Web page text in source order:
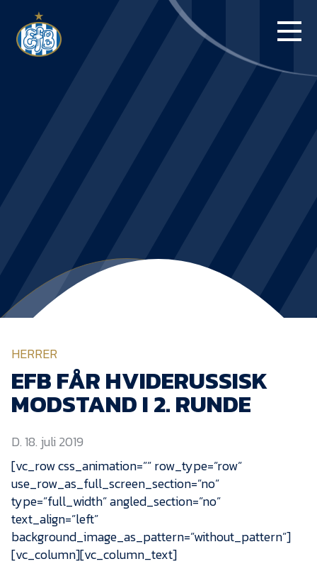
BLUE WATER
NYHEDER
Sydvestjysk Fodbold
Samarbejde
Partnere
Blue Water Arena
Aktionærinformation
HERRER
EFB FÅR HVIDERUSSISK
MODSTAND I 2. RUNDE
D. 18. juli 2019
[vc_row css_animation=”” row_type=”row”
use_row_as_full_screen_section=”no”
type=”full_width” angled_section=”no”
text_align=”left”
background_image_as_pattern=”without_pattern”]
[vc_column][vc_column_text]